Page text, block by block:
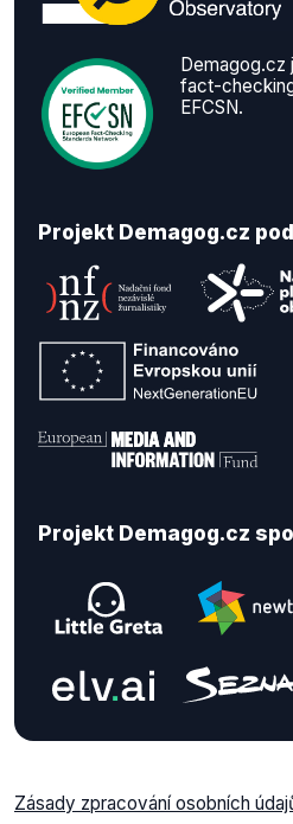
Demagog.cz
fact-
EFCSN.
Projekt Demagog.cz
Projekt Demagog.cz
Zásady zpracování osobních